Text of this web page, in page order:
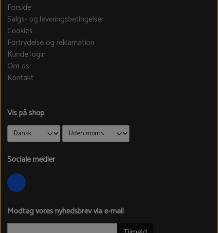
Forside
Salgs- og leveringsbetingelser
Cookies
Fortrydelse og reklamation
Kunde login
Om os
Kontakt
Vis på shop
Sociale medier
Modtag vores nyhedsbrev via e-mail